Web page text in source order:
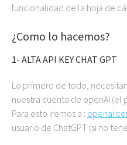
funcionalidad de la hoja de
¿Como lo hacemos?
1- ALTA API KEY CHAT GPT
Lo primero de todo,
nuestra cuenta de openAI (el
Para esto iremos a :
usuario de ChatGPT (si no